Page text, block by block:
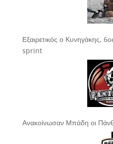
Εξαιρετικός ο Κυνηγάκης,
sprint
Ανακοίνωσαν Μπάδη οι